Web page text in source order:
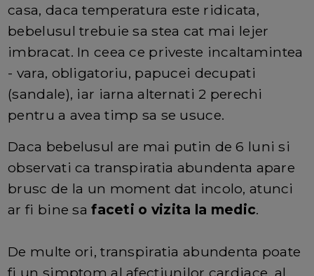
casa, daca temperatura este ridicata,
bebelusul trebuie sa stea cat mai lejer
imbracat. In ceea ce priveste incaltamintea
- vara, obligatoriu, papucei decupati
(sandale), iar iarna alternati 2 perechi
pentru a avea timp sa se usuce.
Daca bebelusul are mai putin de 6 luni si
observati ca transpiratia abundenta apare
brusc de la un moment dat incolo, atunci
ar fi bine sa faceti o vizita la medic.
De multe ori, transpiratia abundenta poate
fi un simptom al afectiunilor cardiace, al